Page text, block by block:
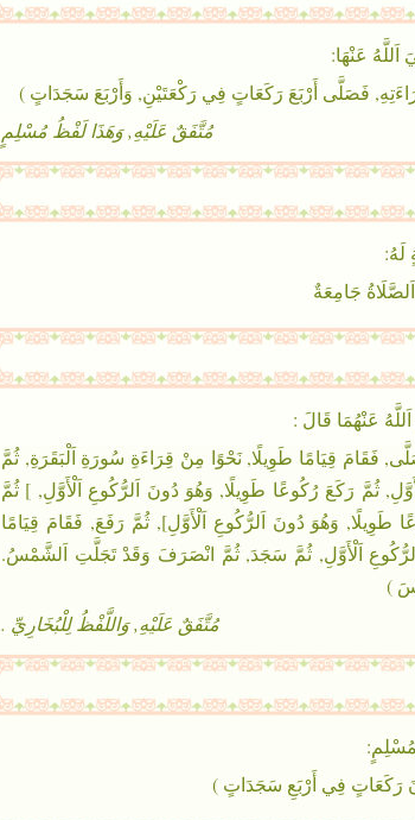
عَنْهَا:
فَصَلَّى أَرْبَعَ رَكَعَاتٍ فِي رَكْعَتَيْنِ, وَأَرْبَعَ سَجَدَاتٍ )
مُتَّفَقٌ عَلَيْهِ, وَهَذَا لَفْظُ مُسْلِمٍ
لَهُ:
جَامِعَةٌ
عَنْهُمَا قَالَ :
قِيَامًا طَوِيلًا, نَحْوًا مِنْ قِرَاءَةِ سُورَةِ اَلْبَقَرَةِ, ثُمَّ
ثُمَّ رَكَعَ رُكُوعًا طَوِيلًا, وَهُوَ دُونَ اَلرُّكُوعِ اَلْأَوَّلِ, ] ثُمَّ
طَوِيلًا, وَهُوَ دُونَ اَلرُّكُوعِ اَلْأَوَّلِ], ثُمَّ رَفَعَ, فَقَامَ قِيَامًا
اَلرُّكُوعِ اَلْأَوَّلِ, ثُمَّ سَجَدَ, ثُمَّ انْصَرَفَ وَقَدْ تَجَلَّتِ اَلشَّمْسُ.
)
مُتَّفَقٌ عَلَيْهِ, وَاللَّفْظُ لِلْبُخَارِيِّ .
فِي أَرْبَعِ سَجَدَاتٍ )